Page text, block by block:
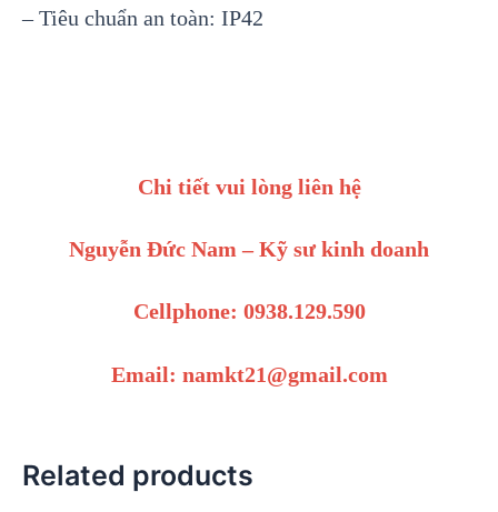
– Tiêu chuẩn an toàn: IP42
Chi tiết vui lòng liên hệ
Nguyễn Đức Nam – Kỹ sư kinh doanh
Cellphone: 0938.129.590
Email: namkt21@gmail.com
Related products